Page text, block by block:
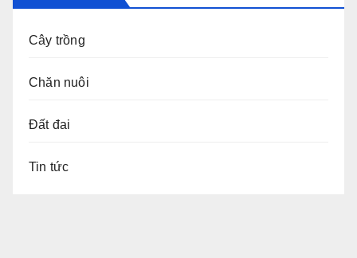
Cây trồng
Chăn nuôi
Đất đai
Tin tức